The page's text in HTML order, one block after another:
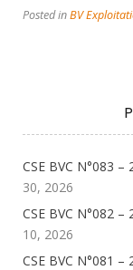
Posted inBV
CSE BVC N°083 –
30, 2026
CSE BVC N°082 –
10, 2026
CSE BVC N°081 –